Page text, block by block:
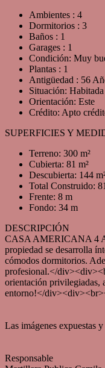
Ambientes : 4
Dormitorios : 3
Baños : 1
Garages : 1
Condición: Muy
Plantas : 1
Antigüedad : 56
Situación: Habitada
Orientación: Este
Crédito: Apto
SUPERFICIES Y
Terreno: 300 m²
Cubierta: 81 m²
Descubierta: 144
Total Construido:
Frente: 8 m
Fondo: 34 m
DESCRIPCIÓN
CASA AMERICANA 4
propiedad se desarrolla
cómodos dormitorios.
profesional.</
orientación privilegiadas,
entorno!</
Las imágenes expuestas
Responsable